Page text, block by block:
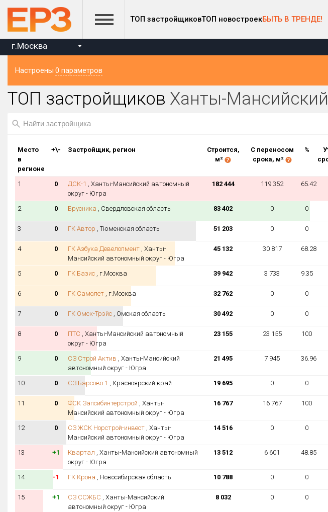
ТОП застройщиковТОП новостроекБЫТЬ В ТРЕНДЕ!
г.Москва
Настроены 0 параметров
Регион ЖК на карте
Ханты-Мансийский автономный округ - Югра
Район в регионе
Все
Регион головного офиса застройщика
Строится, м²
от
Процент переноса сроков
ТОП застройщиков Ханты-
Место
в
регионе
+\- Застройщик, регион
Строится,
м²
С переносом
срока, м²
%
1 0 ДСК-1 , Ханты-Мансийский автономный
округ - Югра
182 444 119 352 65.42
2 0 Брусника , Свердловская область 83 402 0 0
3 0 ГК Автор , Тюменская область 51 203 0 0
4 0 ГК Азбука Девелопмент , Ханты-
Мансийский автономный округ - Югра
45 132 30 817 68.28
5 0 ГК Базис , г.Москва 39 942 3 733 9.35
6 0 ГК Самолет , г.Москва 32 762 0 0
7 0 ГК Омск-Трэйс , Омская область 30 492 0 0
8 0 ПТС , Ханты-Мансийский автономный
округ - Югра
23 155 23 155 100
9 0 СЗ Строй Актив , Ханты-Мансийский
автономный округ - Югра
21 495 7 945 36.96
10 0 СЗ Барсово 1 , Красноярский край 19 695 0 0
11 0 ФСК Запсибинтерстрой , Ханты-
Мансийский автономный округ - Югра
16 767 16 767 100
12 0 СЗ ЖСК Норстрой-инвест , Ханты-
Мансийский автономный округ - Югра
14 516 0 0
13 +1 Квартал , Ханты-Мансийский автономный
округ - Югра
13 512 6 601 48.85
14 -1 ГК Крона , Новосибирская область 10 788 0 0
15 +1 СЗ ССЖБС , Ханты-Мансийский
автономный округ - Югра
8 032 0 0